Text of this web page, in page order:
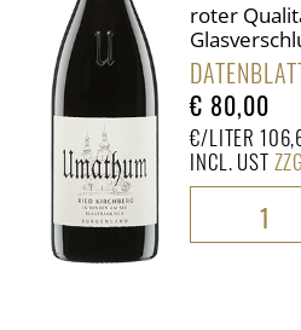
roter
€ 80,00
€/LITER
INCL. UST
Kirchberg
Menge